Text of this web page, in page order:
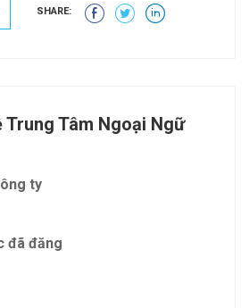
SHARE:
Trung Tâm Ngoại Ngữ
ty
đã đăng